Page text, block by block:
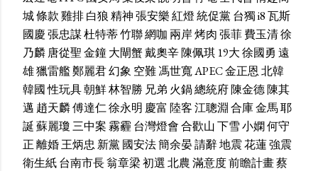
城條款雞排白狼精神張安樂紅燈統促黨台獨i8瓦斯
國慶張忠謀杜特蒂竹聯網咖 兩岸烤肉張菲費玉清徐
乃麟唐從聖金鐘大閘蟹戴奧辛陳佩琪 19大徐國勇 遠
雄獵雷艦鄭麗君幻象 空難馮世寬APEC金正恩北韓
韓國性玩具朝鮮林智勝 兄弟 火鍋總統府陳金德陳其
邁 趙天麟傅達仁徐永明 慶富 陸客江聰淵合庫金馬耶
誕蘇麗瓊三中案霧霾 台灣燈會合歡山下雪小嫻何守
正離婚王炳忠 新黨國安法簡余晏請辭地震花蓮強震
衛生紙台南市長翁章梁初選北農滿意度前瞻計畫蔡